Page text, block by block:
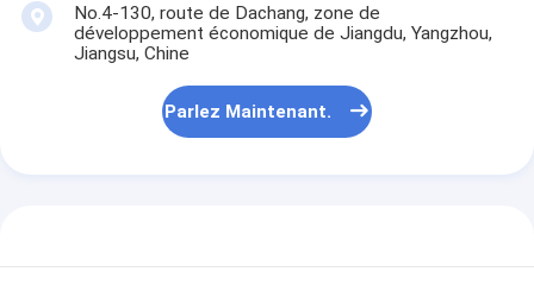
No.4-130, route de Dachang, zone de
développement économique de Jiangdu, Yangzhou,
Jiangsu, Chine
Parlez Maintenant.